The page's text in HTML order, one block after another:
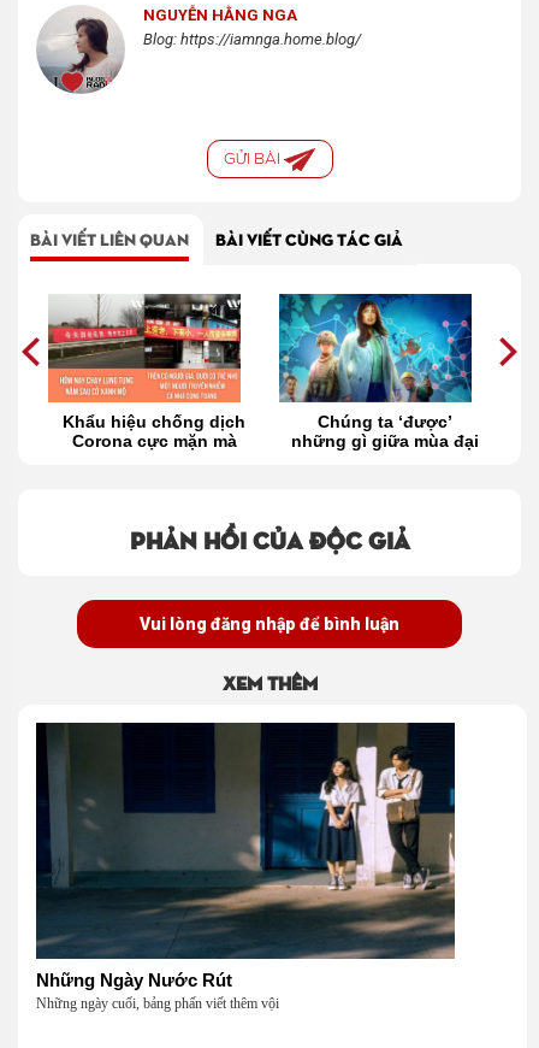
NGUYỄN HẰNG NGA
Blog: https://iamnga.home.blog/
GỬI BÀI
BÀI VIẾT LIÊN QUAN BÀI VIẾT CÙNG TÁC GIẢ
Khẩu hiệu chống dịch
Corona cực mặn mà
Chúng ta ‘được’
những gì giữa mùa đại
Phản hồi của độc giả
Vui lòng đăng nhập để bình luận
Xem thêm
Những Ngày Nước Rút
Những ngày cuối, bảng phấn viết thêm vội